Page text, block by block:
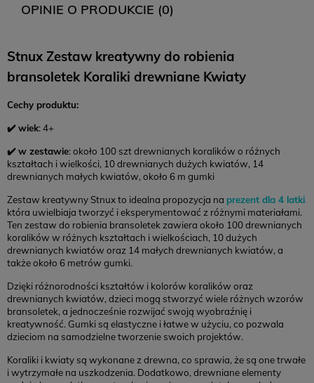
12,99 zł
14,99 zł 18,99 zł
Czas na zwrot:
Koszt zwrotu: 12,99 (
Brak konieczności drukowania listu przewozowego
OPINIE O PRODUKCIE (0)
Stnux Zestaw kreatywny do robienia
bransoletek Koraliki drewniane Kwiaty
Cechy produktu:
✔️ wiek: 4+
✔️ w zestawie: około 100 szt drewnianych koralików o różnych
kształtach i wielkości, 10 drewnianych dużych kwiatów, 14
drewnianych małych kwiatów, około 6 m gumki
Zestaw kreatywny Stnux to idealna propozycja na prezent dla 4 latki
która uwielbiaja tworzyć i eksperymentować z różnymi materiałami.
Ten zestaw do robienia bransoletek zawiera około 100 drewnianych
koralików w różnych kształtach i wielkościach, 10 dużych
drewnianych kwiatów oraz 14 małych drewnianych kwiatów, a
także około 6 metrów gumki.
Dzięki różnorodności kształtów i kolorów koralików oraz
drewnianych kwiatów, dzieci mogą stworzyć wiele różnych wzorów
bransoletek, a jednocześnie rozwijać swoją wyobraźnię i
kreatywność. Gumki są elastyczne i łatwe w użyciu, co pozwala
dzieciom na samodzielne tworzenie swoich projektów.
Koraliki i kwiaty są wykonane z drewna, co sprawia, że są one trwałe
i wytrzymałe na uszkodzenia. Dodatkowo, drewniane elementy